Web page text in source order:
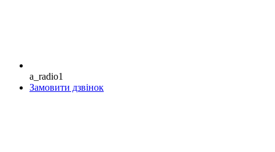
a_radio1
Замовити дзвінок